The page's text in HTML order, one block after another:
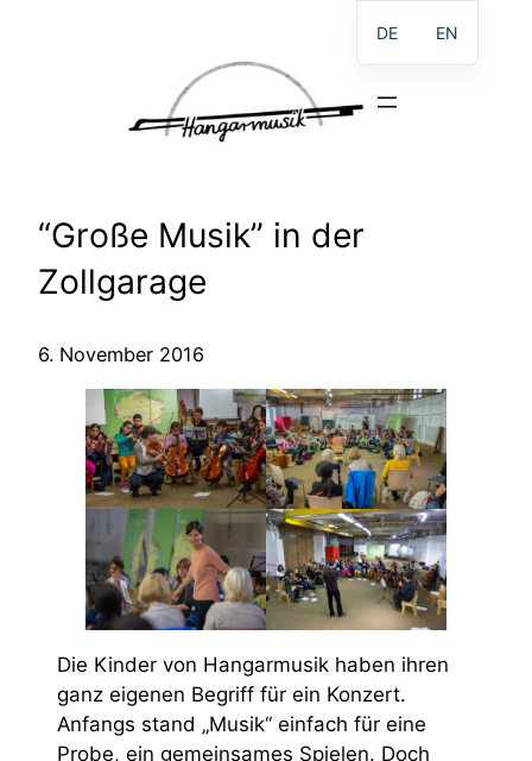
“Große Musik” in der
Zollgarage
6. November 2016
Die Kinder von Hangarmusik haben ihren
ganz eigenen Begriff für ein Konzert.
Anfangs stand „Musik“ einfach für eine
Probe, ein gemeinsames Spielen. Doch
DE EN